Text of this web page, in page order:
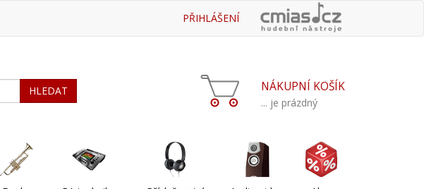
PŘIHLÁŠENÍ
HLEDAT NÁKUPNÍ KOŠÍK
... je prázdný